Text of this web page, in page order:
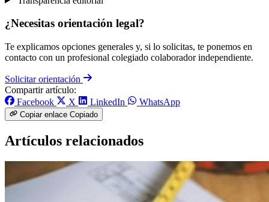
¿Necesitas orientación legal?
Te explicamos opciones generales y, si lo solicitas, te ponemos en
contacto con un profesional colegiado colaborador independiente.
Solicitar orientación
Compartir artículo:
Facebook
X LinkedIn WhatsApp
Copiar enlace Copiado
Artículos relacionados